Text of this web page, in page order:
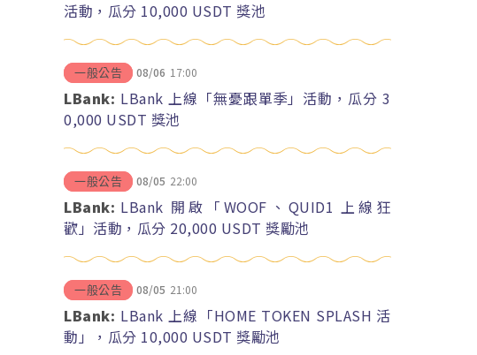
活動，瓜分 10,000 USDT 獎池
一般公告 08/06 17:00
LBank: LBank 上線「無憂跟單季」活動，瓜分 3
0,000 USDT 獎池
一般公告 08/05 22:00
LBank: LBank 開啟「WOOF、QUID1 上線狂
歡」活動，瓜分 20,000 USDT 獎勵池
一般公告 08/05 21:00
LBank: LBank 上線「HOME TOKEN SPLASH 活
動」，瓜分 10,000 USDT 獎勵池